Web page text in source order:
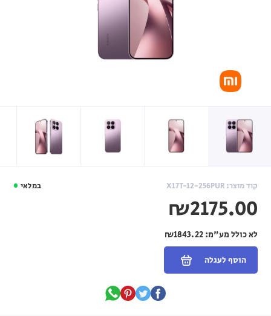
במלאי קוד מוצר: X17T-12-256PUR
₪2175.00
לא כולל מע"מ:₪1843.22
הוסף לעגלה